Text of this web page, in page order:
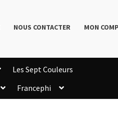
NOUS CONTACTER MON
Les Sept Couleurs
Francephi